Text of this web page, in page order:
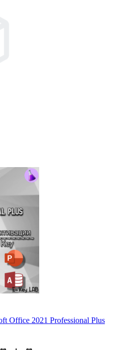
Office 2021 Professional Plus